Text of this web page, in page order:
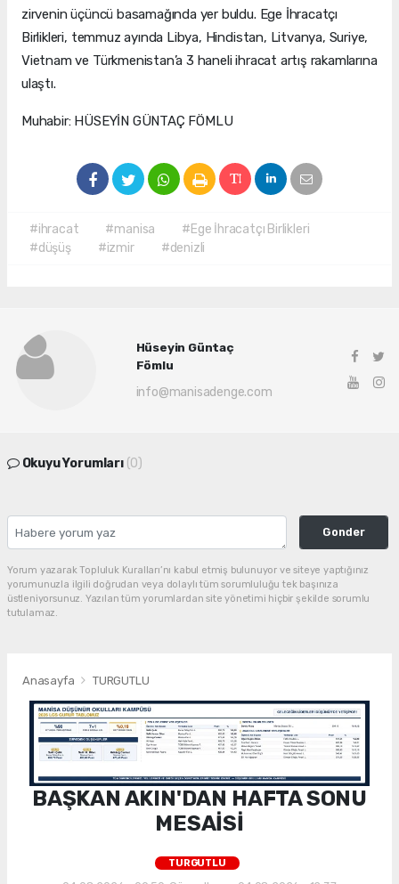
zirvenin üçüncü basamağında yer buldu. Ege İhracatçı
Birlikleri, temmuz ayında Libya, Hindistan, Litvanya, Suriye,
Vietnam ve Türkmenistan’a 3 haneli ihracat artış rakamlarına
ulaştı.
Muhabir: HÜSEYİN GÜNTAÇ FÖMLU
#ihracat #manisa
#Ege İhracatçı Birlikleri
#düşüş
#izmir #denizli
Hüseyin Güntaç
Fömlu
info@manisadenge.com
Okuyu Yorumları (0)
Gonder
Yorum yazarak Topluluk Kuralları’nı kabul etmiş bulunuyor ve siteye yaptığınız
yorumunuzla ilgili doğrudan veya dolaylı tüm sorumluluğu tek başınıza
üstleniyorsunuz. Yazılan tüm yorumlardan site yönetimi hiçbir şekilde sorumlu
tutulamaz.
Anasayfa TURGUTLU
BAŞKAN AKIN'DAN HAFTA SONU
MESAİSİ
TURGUTLU